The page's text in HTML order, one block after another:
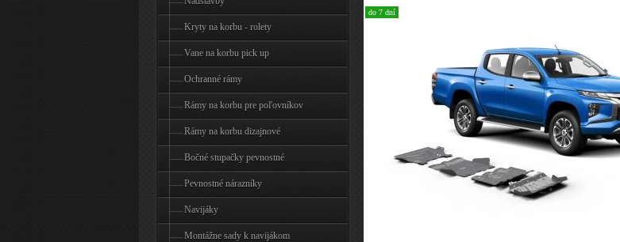
do 7 dní
Kryty na korbu - rolety
Vane na korbu pick up
Ochranné rámy
Rámy na korbu pre poľovníkov
Rámy na korbu dizajnové
Bočné stupačky pevnostné
Pevnostné nárazníky
Navijáky
Montážne sady k navijákom